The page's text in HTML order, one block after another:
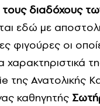
τους διαδόχους
εδώ με
οι
Ανατολικής
καθηγητής